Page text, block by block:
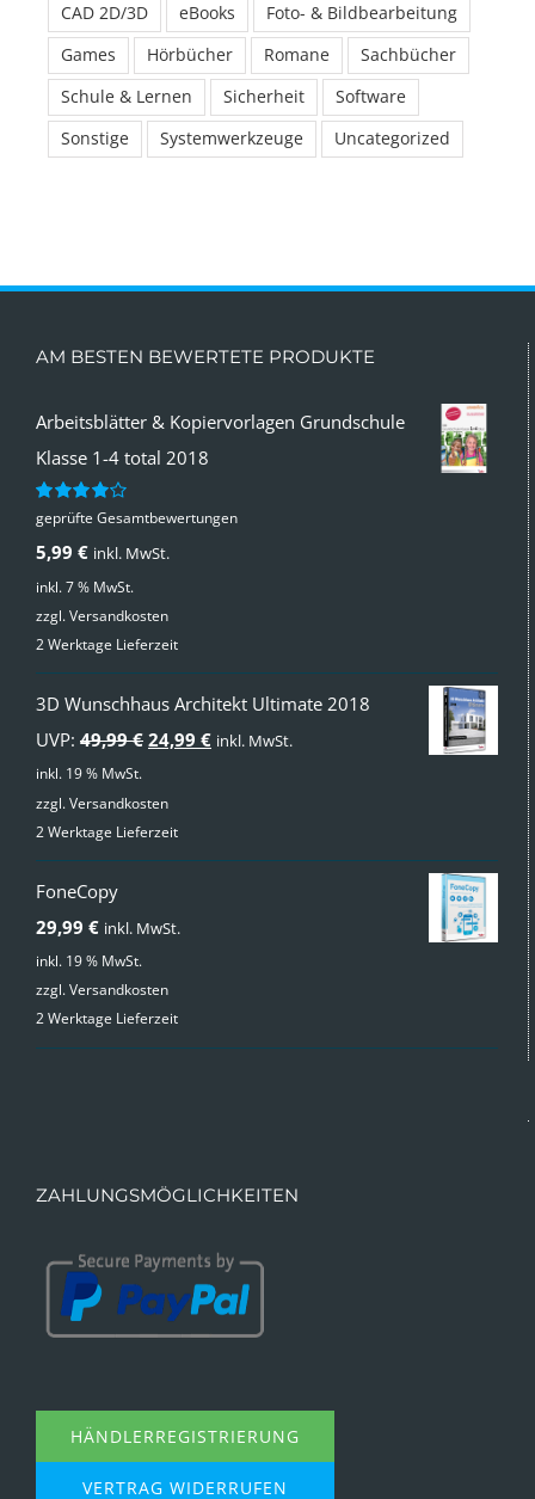
CAD 2D/3D
eBooks
Foto- & Bildbearbeitung
Games
Hörbücher Romane
Sachbücher
Schule & Lernen
Sicherheit
Software
Sonstige
Systemwerkzeuge Uncategorized
AM BESTEN BEWERTETE PRODUKTE
Arbeitsblätter & Kopiervorlagen Grundschule
Klasse 1-4 total 2018
Bewertet
von 5
geprüfte Gesamtbewertungen
5,99 € inkl. MwSt.
inkl. 7 % MwSt.
zzgl.Versandkosten
2 Werktage Lieferzeit
3D Wunschhaus Architekt Ultimate 2018
UVP: 49,99€ Ursprünglicher
war:
24,99 €Aktueller
inkl. MwSt.
inkl. 19 % MwSt.
zzgl.Versandkosten
2 Werktage Lieferzeit
FoneCopy
29,99 € inkl. MwSt.
inkl. 19 % MwSt.
zzgl.Versandkosten
2 Werktage Lieferzeit
ZAHLUNGSMÖGLICHKEITEN
HÄNDLERREGISTRIERUNG
VERTRAG WIDERRUFEN